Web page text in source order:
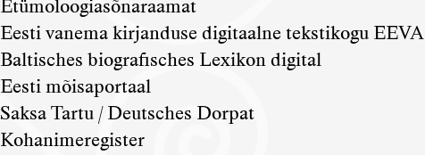
Etümoloogiasõnaraamat
Eesti vanema kirjandusedigitaalne tekstikogu EEVA
Baltisches biografisches Lexikon digital
Eesti mõisaportaal
Saksa Tartu / Deutsches Dorpat
Kohanimeregister